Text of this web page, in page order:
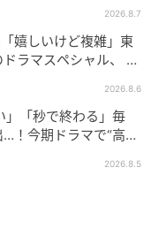
2026.8.7
嬉しいけど複雑」東
ラマスペシャル、 放
2026.8.6
」「秒で終わる」毎
！今期ドラマで“高評
2026.8.5